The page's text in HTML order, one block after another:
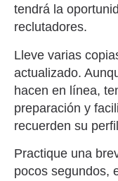
tendrá la
reclutadores.
Lleve varias
actualizado.
hacen en línea,
preparación y
recuerden su
Practique una
pocos segundos,